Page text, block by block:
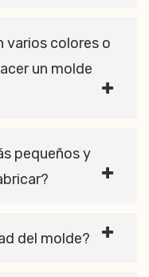
varios colores o
un molde
pequeños y
del molde?